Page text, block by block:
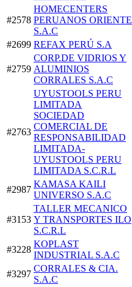
#2578
HOMECENTERS
PERUANOS ORIENTE
S.A.C
#2699 REFAX PERÚ S.A
#2759
CORP.DE VIDRIOS Y
ALUMINIOS
CORRALES S.A.C
#2763
UYUSTOOLS PERU
LIMITADA
SOCIEDAD
COMERCIAL DE
RESPONSABILIDAD
LIMITADA-
UYUSTOOLS PERU
LIMITADA S.C.R.L
#2987
KAMASA KAILI
UNIVERSO S.A.C
#3153
TALLER MECANICO
Y TRANSPORTES ILO
S.C.R.L
#3228
KOPLAST
INDUSTRIAL S.A.C
#3297
CORRALES & CIA.
S.A.C